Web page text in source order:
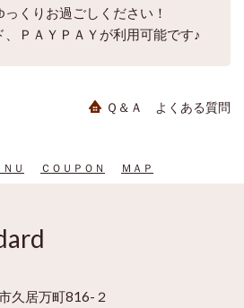
くりお過ごしください！
ＰＡＹＰＡＹが利用可能です♪
Ｑ＆Ａ よくある質問
Ｕ ＣＯＵＰＯＮ ＭＡＰ
久居万町816-２